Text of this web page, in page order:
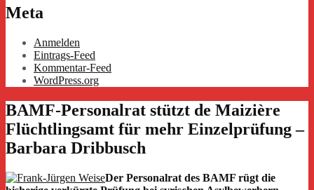
Meta
Anmelden
Eintrags-Feed
Kommentar-Feed
WordPress.org
BAMF-Personalrat stützt de Maizière
Flüchtlingsamt für mehr Einzelprüfung –
Barbara Dribbusch
Der Personalrat des BAMF rügt die